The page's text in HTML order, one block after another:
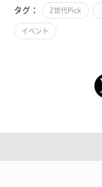
タグ： Z世代Pick
イベント